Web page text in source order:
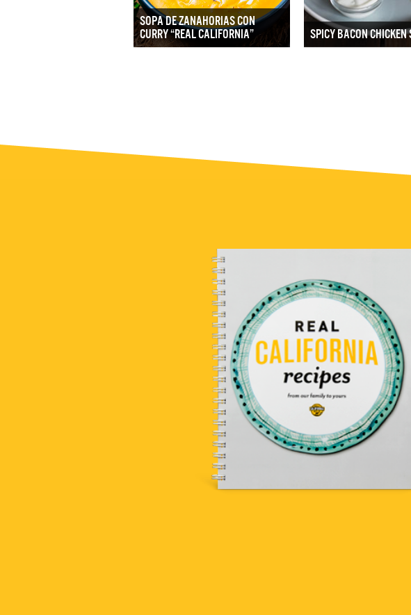
SOPA DE ZANAHORIAS CON
CURRY “REAL CALIFORNIA”
SPICY BACON CHICKEN